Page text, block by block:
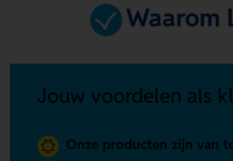
Waarom
Jouw voordelen als
Onze producten zijn van